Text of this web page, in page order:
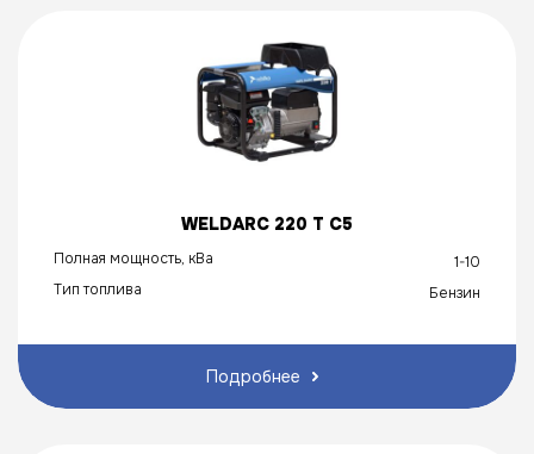
WELDARC 220 T C5
Полная мощность, кВа
1-10
Тип топлива
Бензин
Подробнее